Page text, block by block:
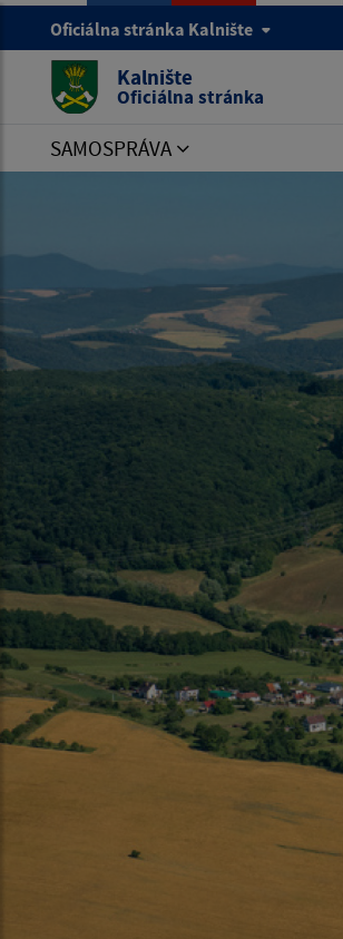
Oficiálna stránka Kalnište
Kalnište
Oficiálna stránka
SAMOSPRÁVA